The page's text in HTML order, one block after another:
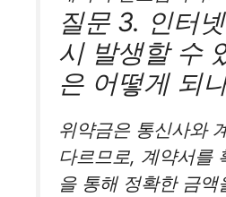
질문 3. 인터
시 발생할 수
은 어떻게 되
위약금은 통신사와
다르므로, 계약서를
을 통해 정확한 금액